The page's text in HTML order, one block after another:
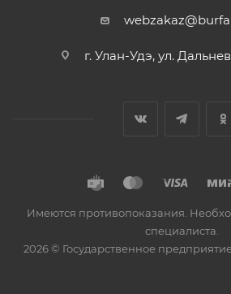
г. Улан-Удэ, ул.
Имеются противопоказания.
специалиста.
2026 © Государственное